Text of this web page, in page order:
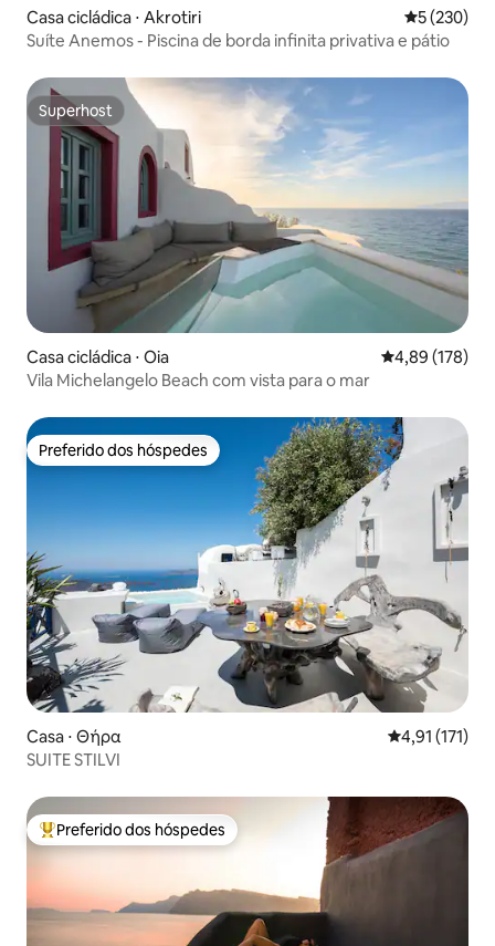
Casa cicládica ⋅ Akrotiri 5 de uma
5 (230)
Suíte Anemos - Piscina de borda infinita privativa e pátio
Superhost
Superhost
Casa cicládica ⋅ Oia 4,89 de uma
4,89 (178)
Vila Michelangelo Beach com vista para o mar
Preferido dos hóspedes
Preferido dos hóspedes
Casa ⋅ Θήρα 4,91 de uma
4,91 (171)
SUITE STILVI
Entre os melhores preferidos dos hóspedes
Preferido dos hóspedes